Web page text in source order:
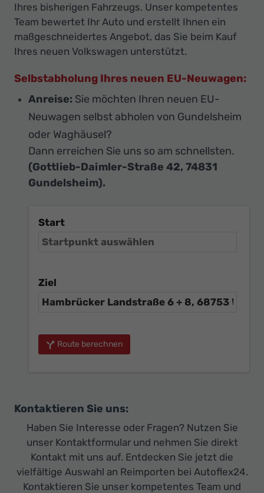
Ihres bisherigen Fahrzeugs. Unser kompetentes
Team bewertet Ihr Auto und erstellt Ihnen ein
maßgeschneidertes Angebot, das Sie beim Kauf
Ihres neuen Volkswagen unterstützt.
Selbstabholung Ihres neuen EU-Neuwagen:
Anreise: Sie möchten Ihren neuen EU-
Neuwagen selbst abholen von Gundelsheim
oder Waghäusel?
Dann erreichen Sie uns so am schnellsten.
(Gottlieb-Daimler-Straße 42, 74831
Gundelsheim).
Start
Ziel
Route berechnen
Kontaktieren Sie uns:
Haben Sie Interesse oder Fragen? Nutzen Sie
unser Kontaktformular und nehmen Sie direkt
Kontakt mit uns auf. Entdecken Sie jetzt die
vielfältige Auswahl an Reimporten bei Autoflex24.
Kontaktieren Sie unser kompetentes Team und